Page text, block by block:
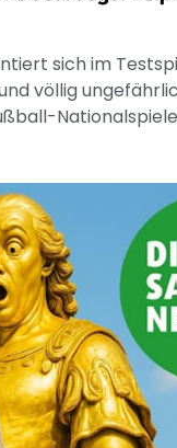
sich im
völlig